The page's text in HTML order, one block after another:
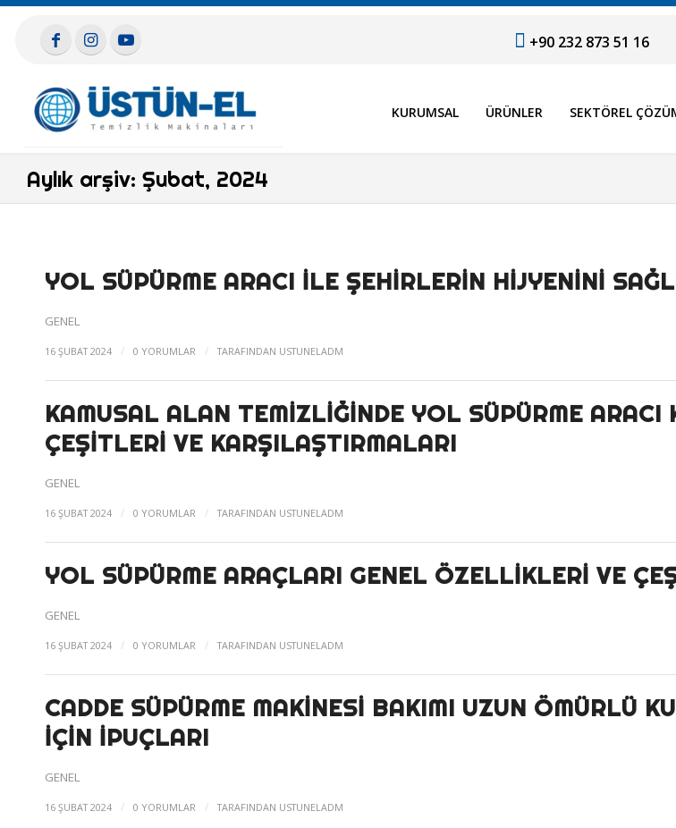
+90 232 873 51 16
KURUMSAL ÜRÜNLER SEKTÖREL
Aylık arşiv: Şubat, 2024
YOL SÜPÜRME ARACI ILE ŞEHIRLERIN HIJYENINI
GENEL
16 ŞUBAT 2024 / 0 YORUMLAR / TARAFINDAN USTUNELADM
KAMUSAL ALAN TEMIZLIĞINDE YOL SÜPÜRME ARACI
ÇEŞITLERI VE KARŞILAŞTIRMALARI
GENEL
16 ŞUBAT 2024 / 0 YORUMLAR / TARAFINDAN USTUNELADM
YOL SÜPÜRME ARAÇLARI GENEL ÖZELLIKLERI VE
GENEL
16 ŞUBAT 2024 / 0 YORUMLAR / TARAFINDAN USTUNELADM
CADDE SÜPÜRME MAKINESI BAKIMI UZUN ÖMÜRLÜ
İÇIN İPUÇLARI
GENEL
16 ŞUBAT 2024 / 0 YORUMLAR / TARAFINDAN USTUNELADM